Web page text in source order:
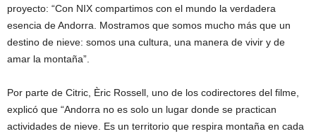
proyecto: “Con NIX compartimos con el mundo la verdadera
esencia de Andorra. Mostramos que somos mucho más que un
destino de nieve: somos una cultura, una manera de vivir y de
amar la montaña”.
Por parte de Citric, Èric Rossell, uno de los codirectores del filme,
explicó que “Andorra no es solo un lugar donde se practican
actividades de nieve. Es un territorio que respira montaña en cada